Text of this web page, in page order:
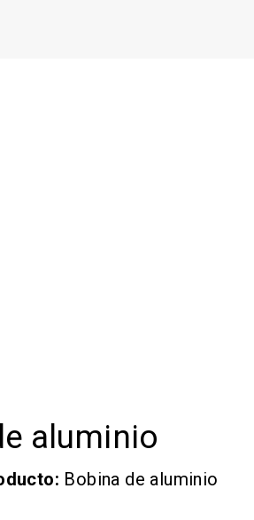
aluminio
Bobina de aluminio